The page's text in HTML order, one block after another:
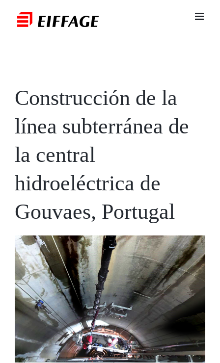
Construcción de la
línea subterránea de
la central
hidroeléctrica de
Gouvaes, Portugal